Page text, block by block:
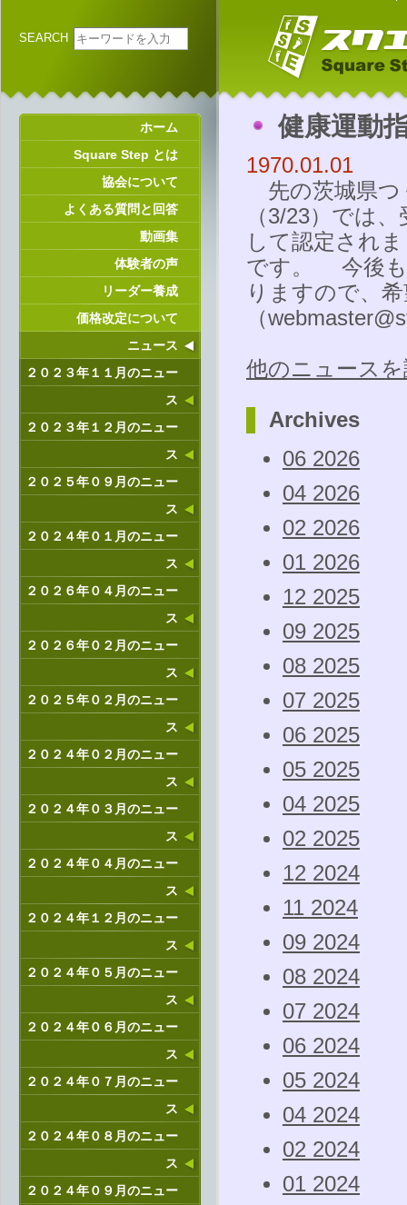
SEARCH
ホーム
Square Step とは
協会について
よくある質問と回答
動画集
体験者の声
リーダー養成
価格改定について
ニュース
２０２３年１１月のニュー
ス
２０２３年１２月のニュー
ス
２０２５年０９月のニュー
ス
２０２４年０１月のニュー
ス
２０２６年０４月のニュー
ス
２０２６年０２月のニュー
ス
２０２５年０２月のニュー
ス
２０２４年０２月のニュー
ス
２０２４年０３月のニュー
ス
２０２４年０４月のニュー
ス
２０２４年１２月のニュー
ス
２０２４年０５月のニュー
ス
２０２４年０６月のニュー
ス
２０２４年０７月のニュー
ス
２０２４年０８月のニュー
ス
２０２４年０９月のニュー
健康運動
1970.01.01
先の茨城県つ
（3/23）では
して認定され
です。 今後も
りますので、
（
他のニュース
Archives
06 2026
04 2026
02 2026
01 2026
12 2025
09 2025
08 2025
07 2025
06 2025
05 2025
04 2025
02 2025
12 2024
11 2024
09 2024
08 2024
07 2024
06 2024
05 2024
04 2024
02 2024
01 2024